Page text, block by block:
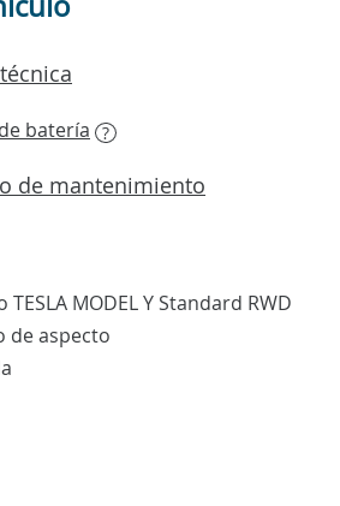
batería ?
de mantenimiento
de aspecto